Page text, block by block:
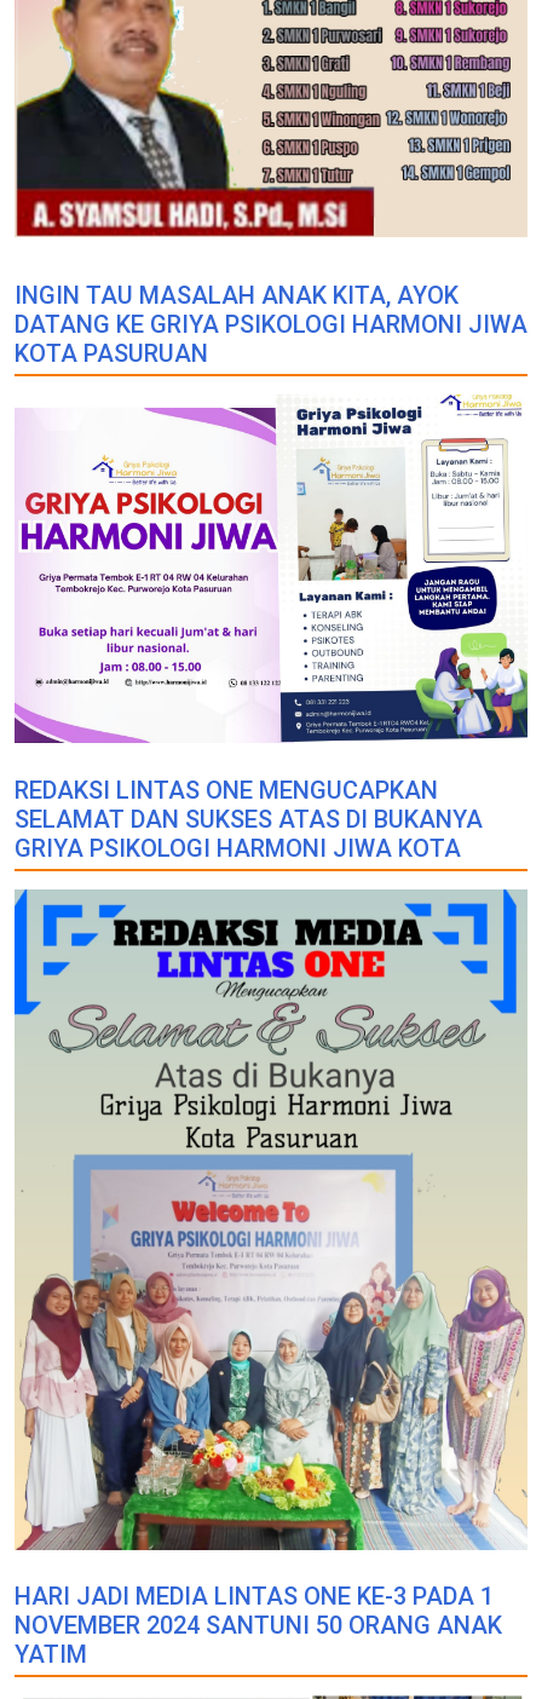
INGIN TAU MASALAH ANAK KITA, AYOK
DATANG KE GRIYA PSIKOLOGI HARMONI JIWA
KOTA PASURUAN
REDAKSI LINTAS ONE MENGUCAPKAN
SELAMAT DAN SUKSES ATAS DI BUKANYA
GRIYA PSIKOLOGI HARMONI JIWA KOTA
HARI JADI MEDIA LINTAS ONE KE-3 PADA 1
NOVEMBER 2024 SANTUNI 50 ORANG ANAK
YATIM